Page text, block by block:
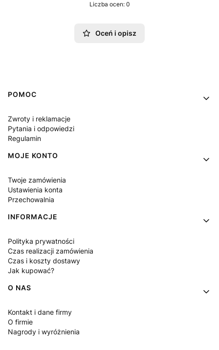
Liczba ocen: 0
Oceń i opisz
Linki w stopce
POMOC
Zwroty i reklamacje
Pytania i odpowiedzi
Regulamin
MOJE KONTO
Twoje zamówienia
Ustawienia konta
Przechowalnia
INFORMACJE
Polityka prywatności
Czas realizacji zamówienia
Czas i koszty dostawy
Jak kupować?
O NAS
Kontakt i dane firmy
O firmie
Nagrody i wyróżnienia